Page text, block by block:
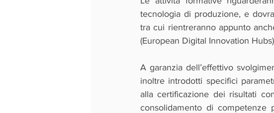
tecnologia di produzione, e
tra cui rientreranno appunto
(European Digital Innovation
A garanzia dell’effettivo
inoltre introdotti specifici
alla certificazione dei risultati
consolidamento di competenze